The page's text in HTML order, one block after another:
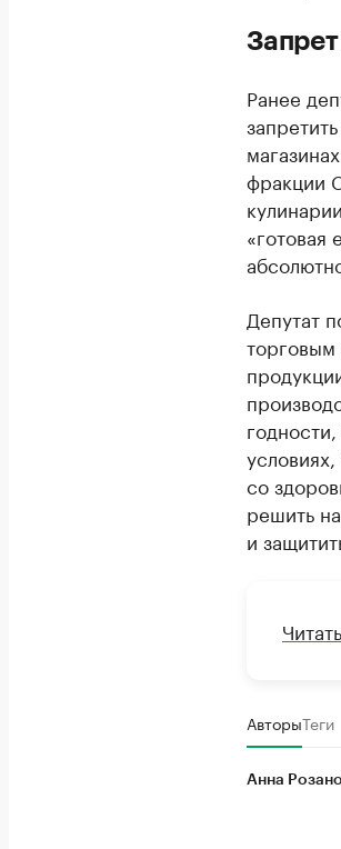
Ранее
фракции
«готовая
Депутат
торговым
со
решить
и
АвторыТеги
Анна